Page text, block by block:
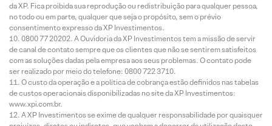
da XP. Fica proibida sua reprodução ou redistribuição para qualquer pessoa,
no todo ou em parte, qualquer que seja o propósito, sem o prévio
consentimento expresso da XP Investimentos.
0800 77 20202. A Ouvidoria da XP Investimentos tem a missão de servir
de canal de contato sempre que os clientes que não se sentirem satisfeitos
com as soluções dadas pela empresa aos seus problemas. O contato pode
ser realizado por meio do telefone: 0800 722 3710.
O custo da operação e a política de cobrança estão definidos nas tabelas
de custos operacionais disponibilizadas no site da XP Investimentos:
www.xpi.com.br.
A XP Investimentos se exime de qualquer responsabilidade por quaisquer